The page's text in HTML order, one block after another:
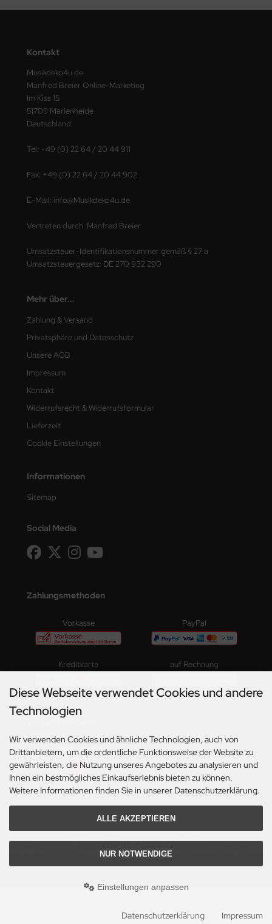
Kontakt
Musikdeko4u.de
Manfred Breier Online-Marketing
Im Kiss 15
51709 Marienheide
Deutschland
Tel: +49 (0) 22 64 / 20 44 911
Fax: +49 (0) 22 64 / 20 44 902
E-Mail: info@Musikdeko4u.de
Vertreten durch: Manfred Breier
Umsatzsteuer-Identifikationsnummer gemäß § 27 a
Umsatzsteuergesetz: DE 270 932 290
Mehr über...
Zahlung & Versand
Privatsphäre und Datenschutz
Unsere AGB
Impressum
Kontakt
Widerrufsrecht & Widerrufsformular
Lieferzeit
Cookie Einstellungen
Informationen
Sitemap
Social Media
Zahlungsmethoden
Vorkasse PayPal
Kreditkarte auf Rechnung
Versandmethoden
Paketversand
Alle Preise inkl. gesetzl. MwSt. zzgl.Versandkosten. Die durchgestrichenen Preise
entsprechen dem bisherigen Preis bei Musikdeko4u.
Musikdeko4u © 2026 | Template © 2009-2026 by modified eCommerce Shopsoftware
Diese Webseite verwendet Cookies und andere
Technologien
Wir verwenden Cookies und ähnliche Technologien, auch von
Drittanbietern, um die ordentliche Funktionsweise der Website zu
gewährleisten, die Nutzung unseres Angebotes zu analysieren und
Ihnen ein bestmögliches Einkaufserlebnis bieten zu können.
Weitere Informationen finden Sie in unserer Datenschutzerklärung.
ALLE AKZEPTIEREN
NUR NOTWENDIGE
Einstellungen anpassen
Datenschutzerklärung Impressum